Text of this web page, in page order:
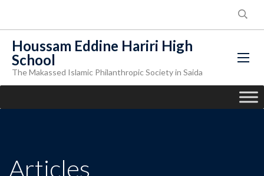
Houssam Eddine Hariri High
School
The Makassed Islamic Philanthropic Society in Saida
Articles